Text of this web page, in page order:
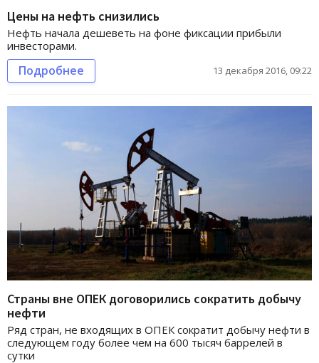
Цены на нефть снизились
Нефть начала дешеветь на фоне фиксации прибыли
инвесторами.
Подробнее 13 декабря 2016, 09:22
Страны вне ОПЕК договорились сократить добычу
нефти
Ряд стран, не входящих в ОПЕК сократит добычу нефти в
следующем году более чем на 600 тысяч баррелей в
сутки